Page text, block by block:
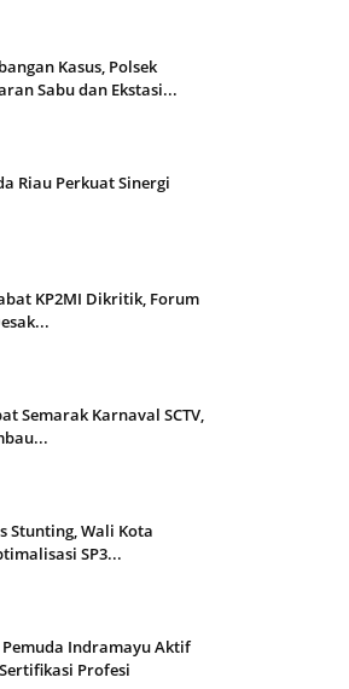
Kasus, Polsek
Sabu dan Ekstasi...
Riau Perkuat Sinergi
KP2MI Dikritik, Forum
Semarak Karnaval SCTV,
Stunting, Wali Kota
SP3...
Indramayu Aktif
Profesi